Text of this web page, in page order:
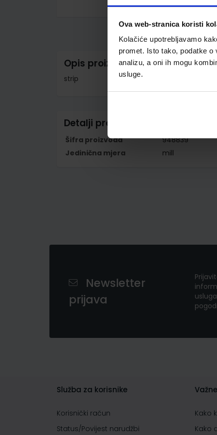
Ova web-stranica koristi
Kolačiće upotrebljavamo
promet. Isto tako, podatke
analizu, a oni ih mogu
usluge.
gallery
Opis proizvoda
strip
Detalji proizvoda
Šifra proizvoda
948839
Jedinična mjera
mill
Newsletter
prijava
Služba za korisnike
Korisnički račun
Status/Povijest narudžbi
Kako
Kako